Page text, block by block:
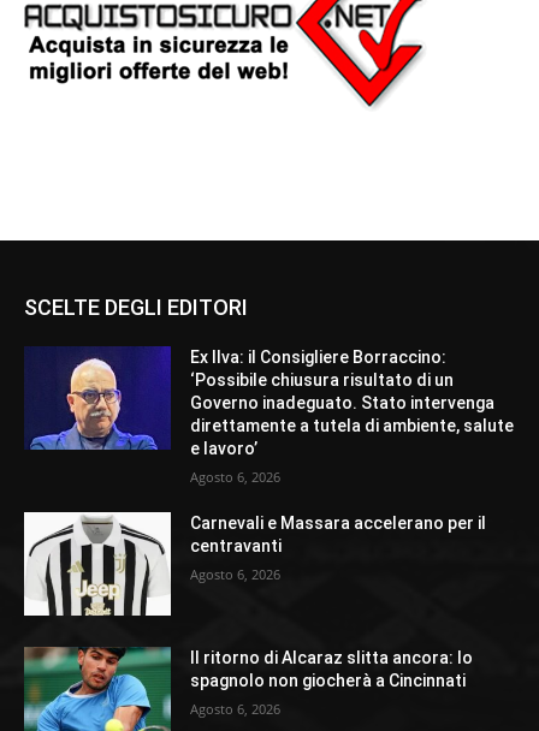
SCELTE DEGLI EDITORI
Ex Ilva: il Consigliere Borraccino:
‘Possibile chiusura risultato di un
Governo inadeguato. Stato intervenga
direttamente a tutela di ambiente, salute
e lavoro’
Agosto 6, 2026
Carnevali e Massara accelerano per il
centravanti
Agosto 6, 2026
Il ritorno di Alcaraz slitta ancora: lo
spagnolo non giocherà a Cincinnati
Agosto 6, 2026